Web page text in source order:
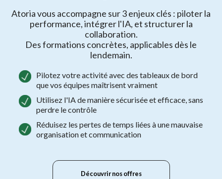
Atoria vous accompagne sur 3 enjeux clés : piloter la
performance, intégrer l'IA, et structurer la
collaboration.
Des formations concrètes, applicables dès le
lendemain.
Pilotez votre activité avec des tableaux de bord
que vos équipes maîtrisent vraiment
Utilisez l'IA de manière sécurisée et efficace, sans
perdre le contrôle
Réduisez les pertes de temps liées à une mauvaise
organisation et communication
Découvrir nos offres